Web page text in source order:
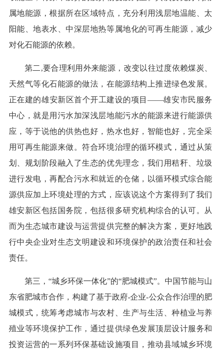
属地能源，根据所在区域特点，充分利用浅层地温能、太
阳能、地表水、中深层地热等属地化的可再生能源，减少
对化石能源的依赖。
第二,要合理利用外来能源，改变以往过度依赖煤炭、
天然气等化石能源的做法，在能源结构上推进绿色发展。
正在建的雄安新区首个开工建设的项目——雄安市民服务
中心，就是用污水加深浅层地能污水的能源来进行能源供
应，等于说他的供热也好，热水也好，智能也好，完全采
用可再生能源来做。符合环境治理的循环模式，通过从策
划、规划阶段融入了生态的优先理念，我们用秸秆、垃圾
进行发电，再配合污水和就近的仓储，以循环模式综合能
源供应加上环境处理的方式，应该说这个方案得到了我们
雄安新区包括国务院，包括很多研究机构综合的认可。从
而为生态城市建设与运营提供完整的解决方案，更好地践
行中央企业对生态文明建设和环境保护的政治责任和社会
责任。
第三，“城乡环保一体化”的“肥城模式”。中国节能与山
东省肥城市合作，构建了基于政府-企业-公众合作治理的肥
城模式，统筹考虑城市与农村、生产与生活、种植业与养
殖业等环境保护工作，通过提供绿色发展顶层设计服务和
投资运营的一系列环保基础设施项目，推动县域城乡环境